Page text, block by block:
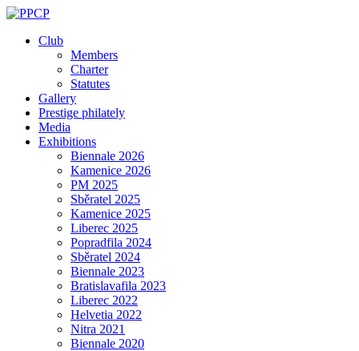
Skip
contentClub
Members
Charter
Statutes
Gallery
Prestige philately
Media
Exhibitions
Biennale 2026
Kamenice 2026
PM 2025
Sběratel 2025
Kamenice 2025
Liberec 2025
Popradfila 2024
Sběratel 2024
Biennale 2023
Bratislavafila 2023
Liberec 2022
Helvetia 2022
Nitra 2021
Biennale 2020